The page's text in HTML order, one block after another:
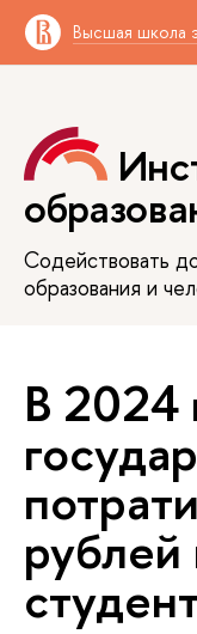
Высшая школа
Содействовать
образования и
В 2024
рублей